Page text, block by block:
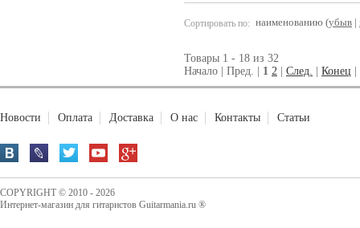
Сортировать по: наименованию (убыв |
Товары 1 - 18 из 32
Начало | Пред. | 1 2 След. Конец
Новости Оплата Доставка О нас Контакты Статьи
COPYRIGHT © 2010 - 2026
Интернет-магазин для гитаристов Guitarmania.ru ®